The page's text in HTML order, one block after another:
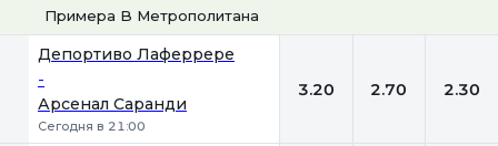
Примера B Метрополитана
Депортиво Лаферрере
-
Арсенал Саранди
Сегодня в 21:00
3.20 2.70 2.30